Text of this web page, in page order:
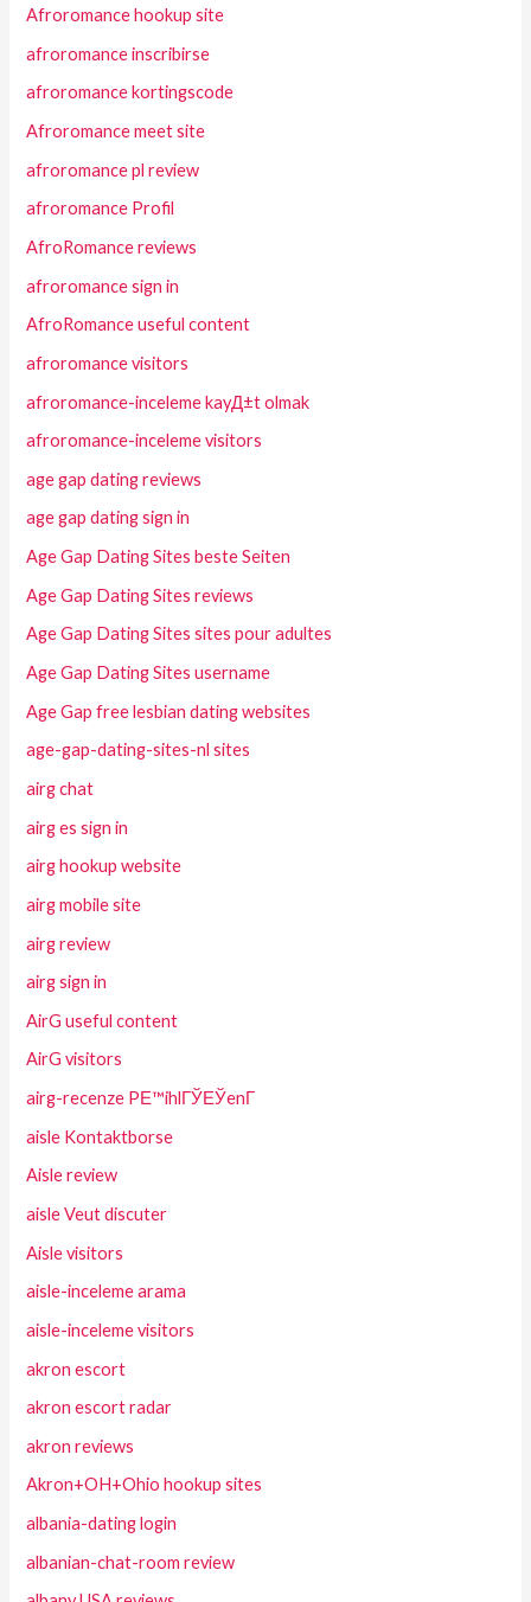
Afroromance hookup site
afroromance inscribirse
afroromance kortingscode
Afroromance meet site
afroromance pl review
afroromance Profil
AfroRomance reviews
afroromance sign in
AfroRomance useful content
afroromance visitors
afroromance-inceleme kayД±t olmak
afroromance-inceleme visitors
age gap dating reviews
age gap dating sign in
Age Gap Dating Sites beste Seiten
Age Gap Dating Sites reviews
Age Gap Dating Sites sites pour adultes
Age Gap Dating Sites username
Age Gap free lesbian dating websites
age-gap-dating-sites-nl sites
airg chat
airg es sign in
airg hookup website
airg mobile site
airg review
airg sign in
AirG useful content
AirG visitors
airg-recenze PЕ™ihlГЎЕЎenГ­
aisle Kontaktborse
Aisle review
aisle Veut discuter
Aisle visitors
aisle-inceleme arama
aisle-inceleme visitors
akron escort
akron escort radar
akron reviews
Akron+OH+Ohio hookup sites
albania-dating login
albanian-chat-room review